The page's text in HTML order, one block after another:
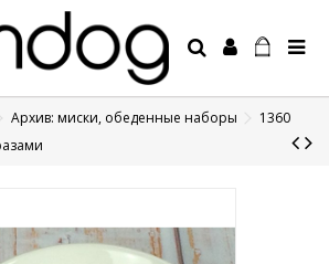
Архив: миски, обеденные наборы
1360